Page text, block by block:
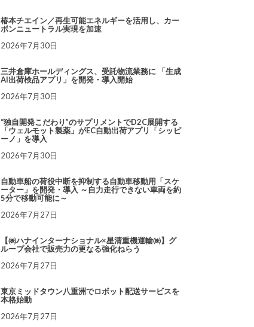
椿本チエイン／再生可能エネルギーを活用し、カー
ボンニュートラル実現を加速
2026年7月30日
三井倉庫ホールディングス、受託物流業務に 「生成
AI出荷検品アプリ」を開発・導入開始
2026年7月30日
“独自開発こだわり”のサプリメントでD2C展開する
「ウェルモット製薬」がEC自動出荷アプリ「シッピ
ーノ」を導入
2026年7月30日
自動車船の荷役中断を抑制する自動車移動用「スケ
ーター」を開発・導入 ～自力走行できない車両を約
5分で移動可能に～
2026年7月27日
【㈱ハナインターナショナル×星清重機運輸㈱】グ
ループ会社で販売力の更なる強化ねらう
2026年7月27日
東京ミッドタウン八重洲でロボット配送サービスを
本格始動
2026年7月27日